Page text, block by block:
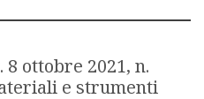
8 ottobre 2021, n.
e strumenti